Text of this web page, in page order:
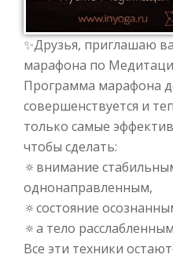
✨Друзья, приглашаю
марафона по
Программа марафона
совершенствуется и
только самые
чтобы сделать:⠀
🔅 внимание
однонаправленным,⠀
🔅состояние
🔅а тело
Все эти техники